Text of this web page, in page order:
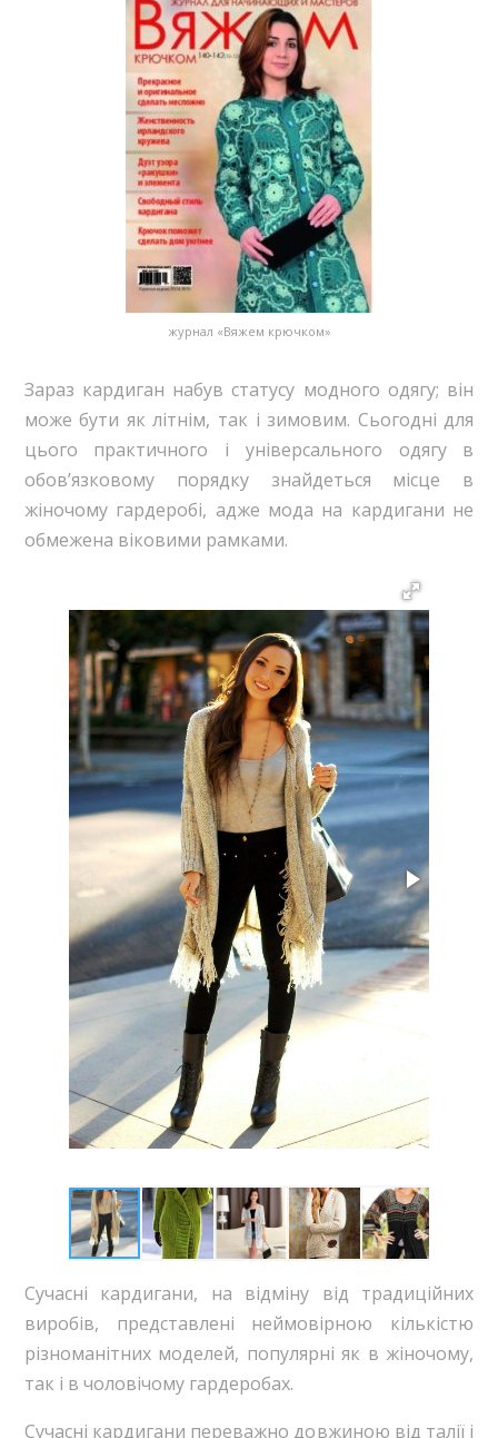
журнал «Вяжем крючком»
Зараз кардиган набув статусу модного одягу; він
може бути як літнім, так і зимовим. Сьогодні для
цього практичного і універсального одягу в
обов’язковому порядку знайдеться місце в
жіночому гардеробі, адже мода на кардигани не
обмежена віковими рамками.
Сучасні кардигани, на відміну від традиційних
виробів, представлені неймовірною кількістю
різноманітних моделей, популярні як в жіночому,
так і в чоловічому гардеробах.
Сучасні кардигани переважно довжиною від талії і